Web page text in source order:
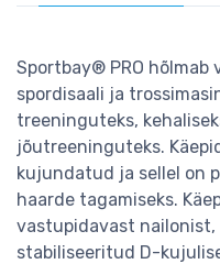
Sportbay® PRO hõlmab
spordisaali ja
treeninguteks,
jõutreeninguteks.
kujundatud ja sellel on
haarde tagamiseks.
vastupidavast nailonist,
stabiliseeritud D-